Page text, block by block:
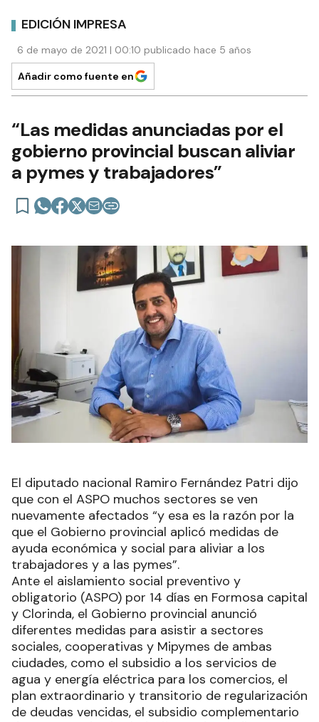
EDICIÓN IMPRESA
6 de mayo de 2021 | 00:10 publicado hace 5 años
Añadir como fuente en
“Las medidas anunciadas por el
gobierno provincial buscan aliviar
a pymes y trabajadores”
El diputado nacional Ramiro Fernández Patri dijo
que con el ASPO muchos sectores se ven
nuevamente afectados “y esa es la razón por la
que el Gobierno provincial aplicó medidas de
ayuda económica y social para aliviar a los
trabajadores y a las pymes”.
Ante el aislamiento social preventivo y
obligatorio (ASPO) por 14 días en Formosa capital
y Clorinda, el Gobierno provincial anunció
diferentes medidas para asistir a sectores
sociales, cooperativas y Mipymes de ambas
ciudades, como el subsidio a los servicios de
agua y energía eléctrica para los comercios, el
plan extraordinario y transitorio de regularización
de deudas vencidas, el subsidio complementario